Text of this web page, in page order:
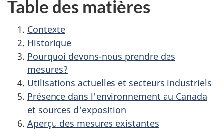
Table des matières
Contexte
Historique
Pourquoi devons-nous prendre des
mesures?
Utilisations actuelles et secteurs industriels
Présence dans l'environnement au Canada
et sources d'exposition
Aperçu des mesures existantes